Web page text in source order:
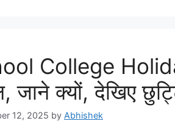
College
जाने क्यों, देखिए
12, 2025 by Abhishek